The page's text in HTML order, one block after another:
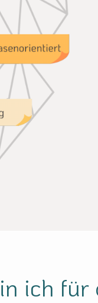
ich für